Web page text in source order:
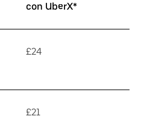
con UberX*
£24
£21